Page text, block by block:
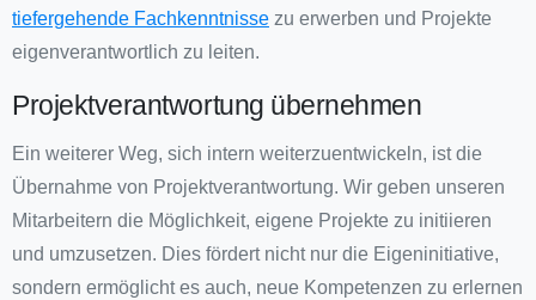
tiefergehende Fachkenntnisse zu erwerben und Projekte
eigenverantwortlich zu leiten.
Projektverantwortung übernehmen
Ein weiterer Weg, sich intern weiterzuentwickeln, ist die
Übernahme von Projektverantwortung. Wir geben unseren
Mitarbeitern die Möglichkeit, eigene Projekte zu initiieren
und umzusetzen. Dies fördert nicht nur die Eigeninitiative,
sondern ermöglicht es auch, neue Kompetenzen zu erlernen